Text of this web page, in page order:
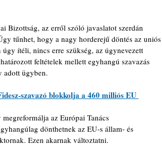
Bizottság, az erről szóló javaslatot szerdán
tűnhet, hogy a nagy horderejű döntés az uniós
ítéli, nincs erre szükség, az úgynevezett
feltételek mellett egyhangú szavazás
adott ügyben.
szavazó blokkolja a 460 milliós EU
az Európai Tanács
dönthetnek az EU-s állam- és
Ezen akarnak változtatni.